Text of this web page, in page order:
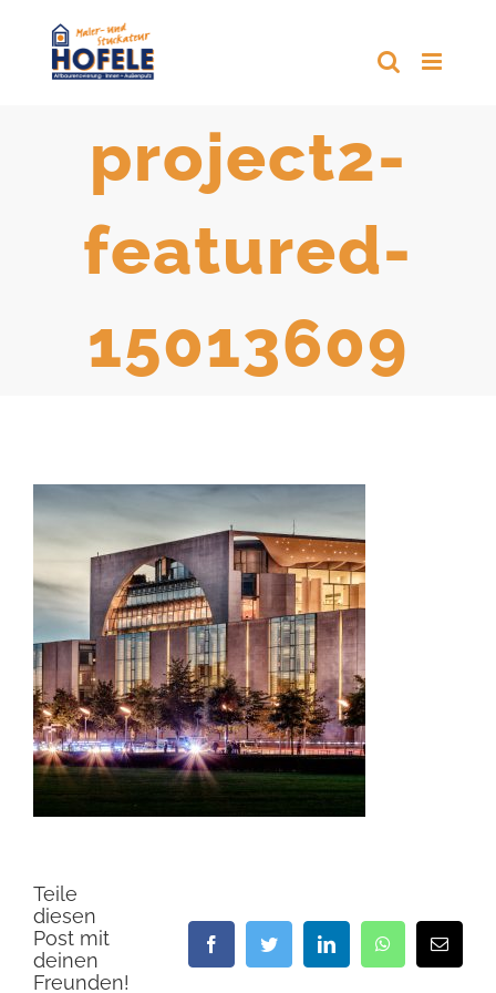
project2-
featured-
15013609
Teile
diesen
Post mit
deinen
Freunden!
FacebookTwitter LinkedIn WhatsApp
E-
Mail